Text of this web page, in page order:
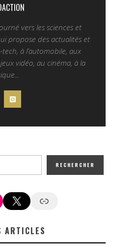
vers les sciences et
propose des actualités et
à l’automobile, aux
vidéo, au cinéma, à la
RECHERCHER
X Google News
ARTICLES